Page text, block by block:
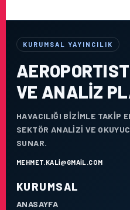
KURUMSAL YAYINCILIK
VE ANALIZ
HAVACILIĞI BIZIMLE TAKIP
SEKTÖR ANALIZI VE
SUNAR.
MEHMET.KALI@GMAIL.COM
KURUMSAL
ANASAYFA